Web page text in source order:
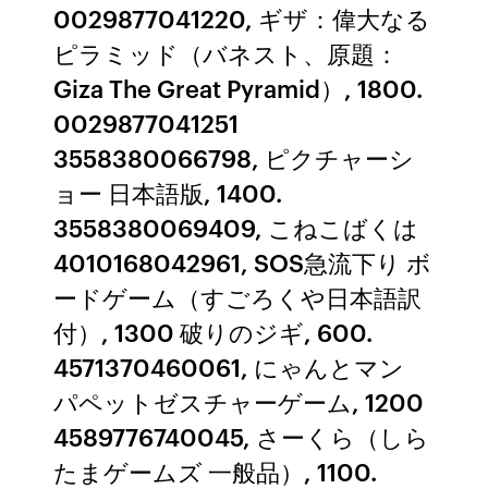
0029877041220, ギザ：偉大なる
ピラミッド（バネスト、原題：
Giza The Great Pyramid）, 1800.
0029877041251
3558380066798, ピクチャーシ
ョー 日本語版, 1400.
3558380069409, こねこばくは
4010168042961, SOS急流下り ボ
ードゲーム（すごろくや日本語訳
付）, 1300 破りのジギ, 600.
4571370460061, にゃんとマン
パペットゼスチャーゲーム, 1200
4589776740045, さーくら（しら
たまゲームズ 一般品）, 1100.